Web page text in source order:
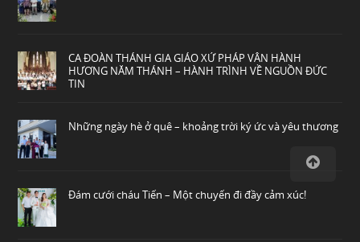
CA ĐOÀN THÁNH GIA GIÁO XỨ PHÁP VÂN HÀNH
HƯƠNG NĂM THÁNH – HÀNH TRÌNH VỀ NGUỒN ĐỨC
TIN
Những ngày hè ở quê – khoảng trời ký ức và yêu thương
Đám cưới cháu Tiến – Một chuyến đi đầy cảm xúc!